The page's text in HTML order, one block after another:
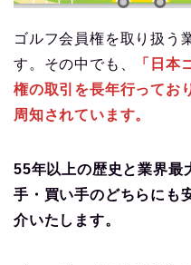
ゴルフ会員権を取り扱う
す。その中でも、
「日本
権の取引を長年行ってお
周知されています。
55年以上の歴史と業界最
手・買い手のどちらにも
介いたします。